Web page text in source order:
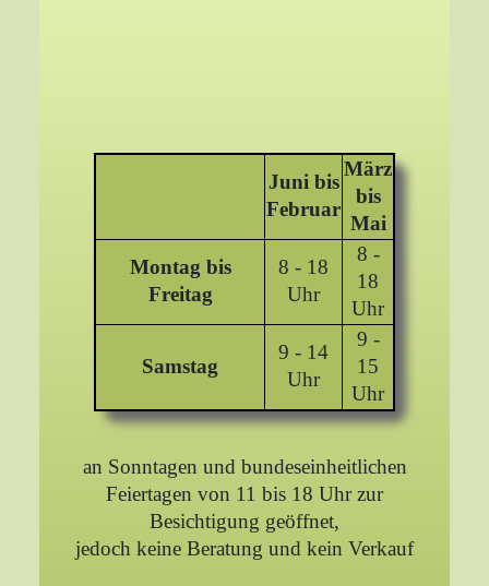
Juni bis
Februar
März
bis
Mai
Montag bis
Freitag
8 - 18
Uhr
8 -
18
Uhr
Samstag
9 - 14
Uhr
9 -
15
Uhr
an Sonntagen und bundeseinheitlichen
Feiertagen von 11 bis 18 Uhr zur
Besichtigung geöffnet,
jedoch keine Beratung und kein Verkauf